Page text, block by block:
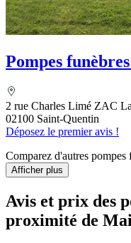
Pompes
2 rue Charles Limé ZAC
02100 Saint-Quentin
Déposez le premier avis !
Comparez d'autres pompes
Afficher plus
Avis et prix des
proximité de